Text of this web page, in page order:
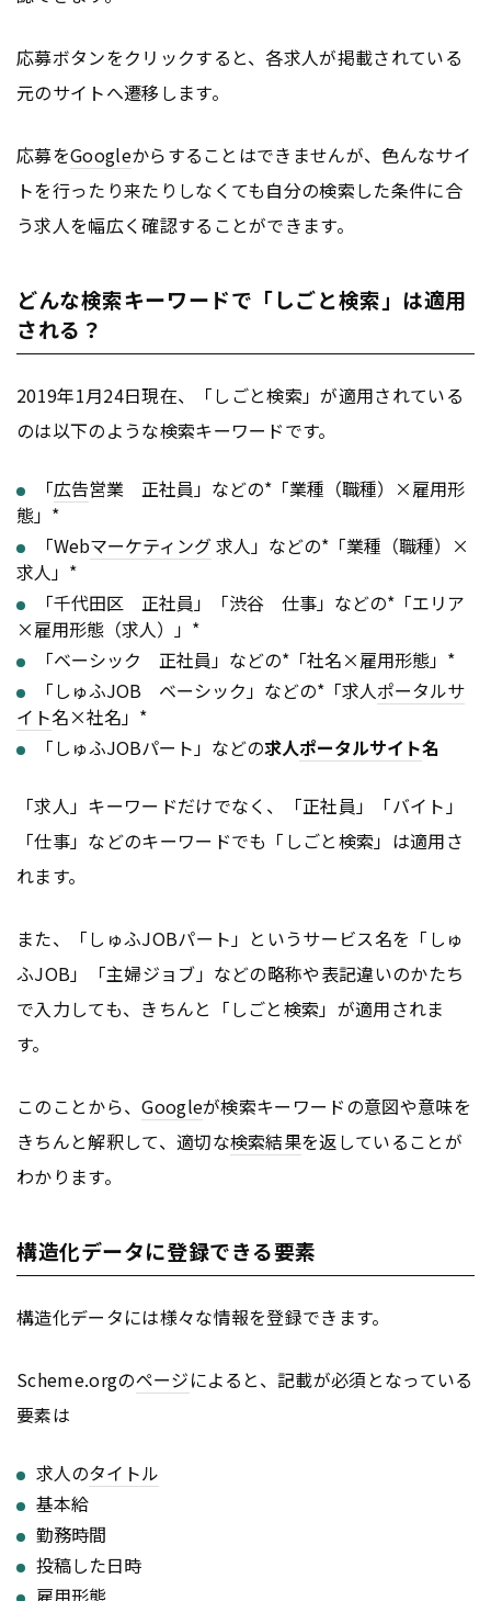
応募ボタンをクリックすると、各求人が掲載されている
元のサイトへ遷移します。
応募をGoogleからすることはできませんが、色んなサイ
トを行ったり来たりしなくても自分の検索した条件に合
う求人を幅広く確認することができます。
どんな検索キーワードで「しごと検索」は適用
される？
2019年1月24日現在、「しごと検索」が適用されている
のは以下のような検索キーワードです。
「広告営業 正社員」などの*「業種（職種）×雇用形
態」*
「Webマーケティング求人」などの*「業種（職種）×
求人」*
「千代田区 正社員」「渋谷 仕事」などの*「エリア
×雇用形態（求人）」*
「ベーシック 正社員」などの*「社名×雇用形態」*
「しゅふJOB ベーシック」などの*「求人ポータルサ
イト名×社名」*
「しゅふJOBパート」などの求人ポータルサイト名
「求人」キーワードだけでなく、「正社員」「バイト」
「仕事」などのキーワードでも「しごと検索」は適用さ
れます。
また、「しゅふJOBパート」というサービス名を「しゅ
ふJOB」「主婦ジョブ」などの略称や表記違いのかたち
で入力しても、きちんと「しごと検索」が適用されま
す。
このことから、Googleが検索キーワードの意図や意味を
きちんと解釈して、適切な検索結果を返していることが
わかります。
構造化データに登録できる要素
構造化データには様々な情報を登録できます。
Scheme.orgのページによると、記載が必須となっている
要素は
求人のタイトル
基本給
勤務時間
投稿した日時
雇用形態